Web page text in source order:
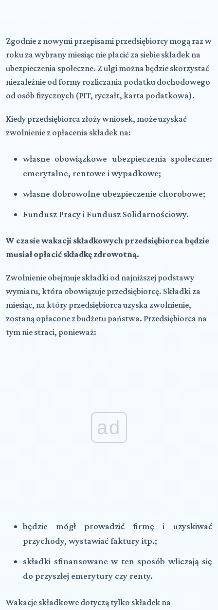
Zgodnie z nowymi przepisami przedsiębiorcy mogą raz w
roku za wybrany miesiąc nie płacić za siebie składek na
ubezpieczenia społeczne. Z ulgi można będzie skorzystać
niezależnie od formy rozliczania podatku dochodowego
od osób fizycznych (PIT, ryczałt, karta podatkowa).
Kiedy przedsiębiorca złoży wniosek, może uzyskać
zwolnienie z opłacenia składek na:
własne obowiązkowe ubezpieczenia społeczne:
emerytalne, rentowe i wypadkowe;
własne dobrowolne ubezpieczenie chorobowe;
Fundusz Pracy i Fundusz Solidarnościowy.
W czasie wakacji składkowych przedsiębiorca będzie
musiał opłacić składkę zdrowotną.
Zwolnienie obejmuje składki od najniższej podstawy
wymiaru, która obowiązuje przedsiębiorcę. Składki za
miesiąc, na który przedsiębiorca uzyska zwolnienie,
zostaną opłacone z budżetu państwa. Przedsiębiorca na
tym nie straci, ponieważ:
ad
będzie mógł prowadzić firmę i uzyskiwać
przychody, wystawiać faktury itp.;
składki sfinansowane w ten sposób wliczają się
do przyszłej emerytury czy renty.
Wakacje składkowe dotyczą tylko składek na